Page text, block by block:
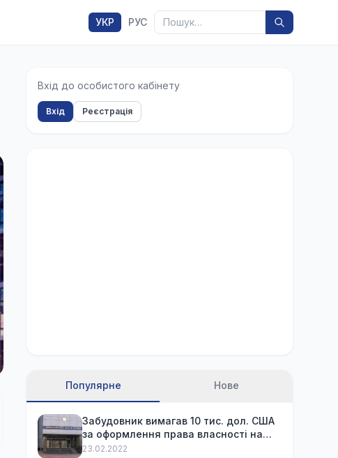
УКР РУС Пошук
Вхід до особистого кабінету
Вхід Реєстрація
Популярне Нове
Забудовник вимагав 10 тис. дол. США
за оформлення права власності на
вже куплену квартиру
23.02.2022